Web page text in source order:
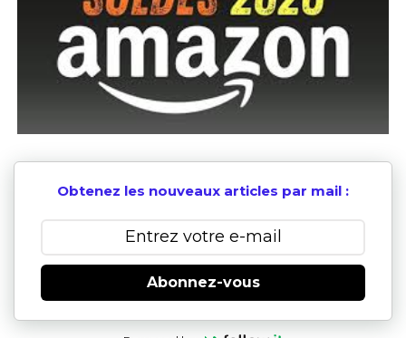
Obtenez les nouveaux articles par mail :
Abonnez-vous